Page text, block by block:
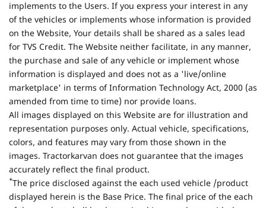
implements to the Users. If you express your interest in any
of the vehicles or implements whose information is provided
on the Website, Your details shall be shared as a sales lead
for TVS Credit. The Website neither facilitate, in any manner,
the purchase and sale of any vehicle or implement whose
information is displayed and does not as a 'live/online
marketplace' in terms of Information Technology Act, 2000 (as
amended from time to time) nor provide loans.
All images displayed on this Website are for illustration and
representation purposes only. Actual vehicle, specifications,
colors, and features may vary from those shown in the
images. Tractorkarvan does not guarantee that the images
accurately reflect the final product.
*The price disclosed against the each used vehicle /product
displayed herein is the Base Price. The final price of the each